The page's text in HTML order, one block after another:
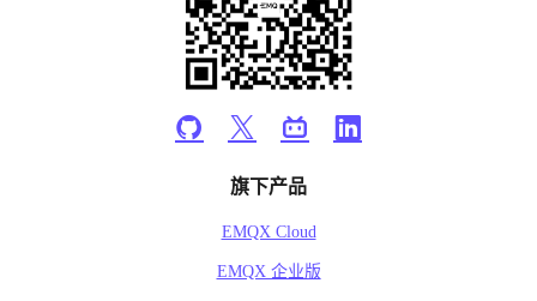
旗下产品
EMQX Cloud
EMQX 企业版